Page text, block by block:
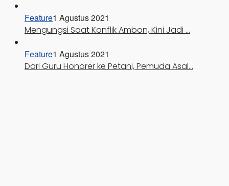
Feature1 Agustus 2021
Mengungsi Saat Konflik Ambon, Kini Jadi …
Feature1 Agustus 2021
Dari Guru Honorer ke Petani, Pemuda Asal…